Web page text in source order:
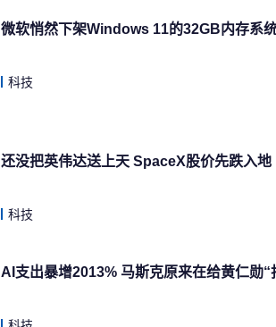
微软悄然下架Windows 11的32GB内存系
科技
还没把英伟达送上天 SpaceX股价先跌入地
科技
AI支出暴增2013% 马斯克原来在给黄仁勋“